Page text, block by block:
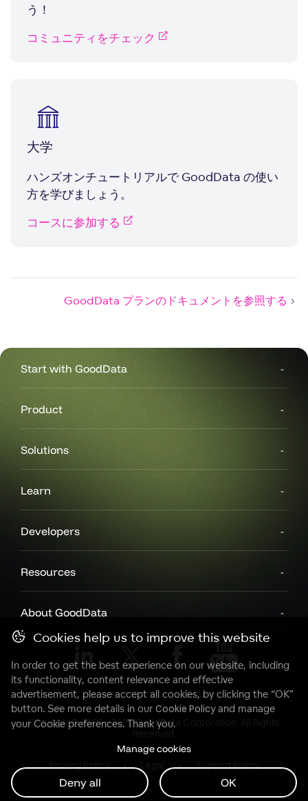
う！
コミュニティをチェック
大学
ハンズオンチュートリアルで GoodData の使い
方を学びましょう。
コースに参加する
GoodData プランのドキュメントを参照する
Start with GoodData
Product
Solutions
Learn
Developers
Resources
About GoodData
Copyright© 2007 - 2025 GoodData Corporation. All Rights
Reserved.
Privacy Policy Support Policy
Cookies help us to improve this website
In order to get the best experience on our website, including
its functionality, content relevance and effective
advertisement, please accept all cookies, by clicking the “OK”
button. See more details in our Cookie Policyand manage
your Cookie preferences. Thank you.
Manage cookies
Deny all OK